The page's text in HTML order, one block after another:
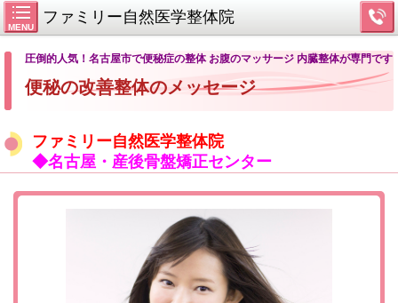
MENU
ファミリー自然医学整体院
圧倒的人気！名古屋市で便秘症の整体 お腹のマッサージ 内臓整体が専門です
便秘の改善整体のメッセージ
ファミリー自然医学整体院
◆名古屋・産後骨盤矯正センター